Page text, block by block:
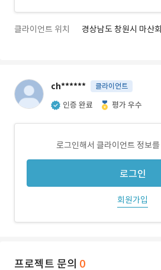
클라이언트 위치 경상남도 창원시 마산
ch****** 클라이언트
인증 완료 평가 우수
로그인해서 클라이언트 정보
로그인
회원가입
프로젝트 문의 0